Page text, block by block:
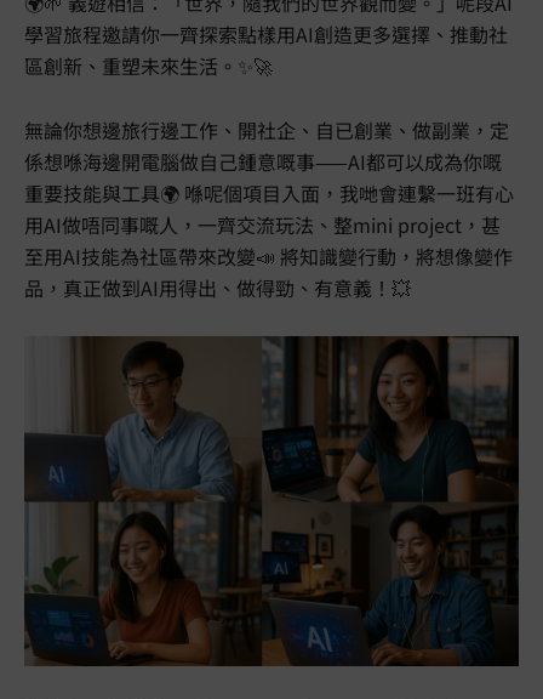
學習旅程邀請你一齊探索點樣用AI創造更多選擇、推動社
區創新、重塑未來生活。✨🚀
無論你想邊旅行邊工作、開社企、自已創業、做副業，定
係想喺海邊開電腦做自己鍾意嘅事——AI都可以成為你嘅
重要技能與工具🌍 喺呢個項目入面，我哋會連繫一班有心
用AI做唔同事嘅人，一齊交流玩法、整mini project，甚
至用AI技能為社區帶來改變📣 將知識變行動，將想像變作
品，真正做到AI用得出、做得勁、有意義！💥